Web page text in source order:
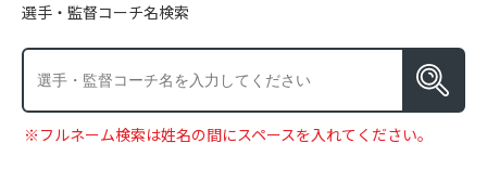
選手・監督コーチ名検索
※フルネーム検索は姓名の間にスペースを入れてください。